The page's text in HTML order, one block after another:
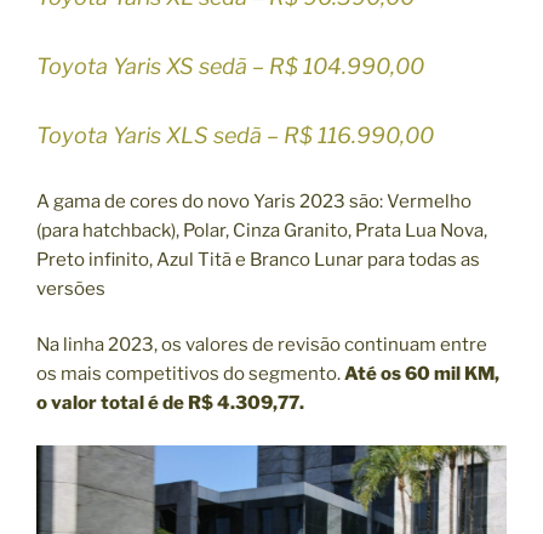
Toyota Yaris XS sedã – R$ 104.990,00
Toyota Yaris XLS sedã – R$ 116.990,00
A gama de cores do novo Yaris 2023 são: Vermelho
(para hatchback), Polar, Cinza Granito, Prata Lua Nova,
Preto infinito, Azul Titã e Branco Lunar para todas as
versões
Na linha 2023, os valores de revisão continuam entre
os mais competitivos do segmento.Até os 60 mil KM,
o valor total é de R$ 4.309,77.